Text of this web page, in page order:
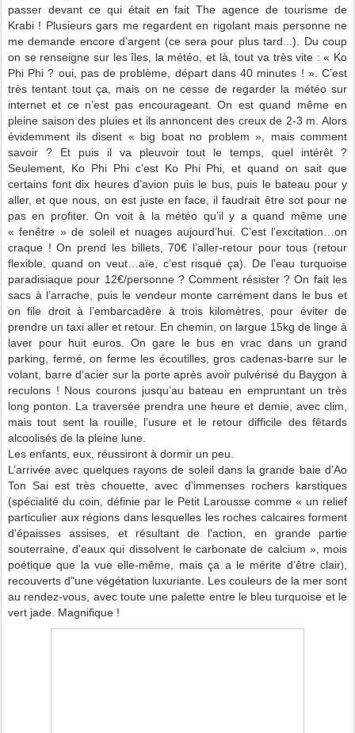
passer devant ce qui était en fait The agence de tourisme de
Krabi ! Plusieurs gars me regardent en rigolant mais personne ne
me demande encore d’argent (ce sera pour plus tard...). Du coup
on se renseigne sur les îles, la météo, et là, tout va très vite : « Ko
Phi Phi ? oui, pas de problème, départ dans 40 minutes ! ». C’est
très tentant tout ça, mais on ne cesse de regarder la météo sur
internet et ce n’est pas encourageant. On est quand même en
pleine saison des pluies et ils annoncent des creux de 2-3 m. Alors
évidemment ils disent « big boat no problem », mais comment
savoir ? Et puis il va pleuvoir tout le temps, quel intérêt ?
Seulement, Ko Phi Phi c’est Ko Phi Phi, et quand on sait que
certains font dix heures d’avion puis le bus, puis le bateau pour y
aller, et que nous, on est juste en face, il faudrait être sot pour ne
pas en profiter. On voit à la météo qu’il y a quand même une
« fenêtre » de soleil et nuages aujourd’hui. C’est l’excitation…on
craque ! On prend les billets, 70€ l’aller-retour pour tous (retour
flexible, quand on veut…aïe, c’est risqué ça). De l’eau turquoise
paradisiaque pour 12€/personne ? Comment résister ? On fait les
sacs à l’arrache, puis le vendeur monte carrément dans le bus et
on file droit à l’embarcadère à trois kilomètres, pour éviter de
prendre un taxi aller et retour. En chemin, on largue 15kg de linge à
laver pour huit euros. On gare le bus en vrac dans un grand
parking, fermé, on ferme les écoutilles, gros cadenas-barre sur le
volant, barre d’acier sur la porte après avoir pulvérisé du Baygon à
reculons ! Nous courons jusqu’au bateau en empruntant un très
long ponton. La traversée prendra une heure et demie, avec clim,
mais tout sent la rouille, l’usure et le retour difficile des fêtards
alcoolisés de la pleine lune.
Les enfants, eux, réussiront à dormir un peu.
L’arrivée avec quelques rayons de soleil dans la grande baie d’Ao
Ton Sai est très chouette, avec d’immenses rochers karstiques
(spécialité du coin, définie par le Petit Larousse comme « un relief
particulier aux régions dans lesquelles les roches calcaires forment
d'épaisses assises, et résultant de l'action, en grande partie
souterraine, d'eaux qui dissolvent le carbonate de calcium », mois
poétique que la vue elle-même, mais ça a le mérite d’être clair)
recouverts d"une végétation luxuriante. Les couleurs de la mer sont
au rendez-vous, avec toute une palette entre le bleu turquoise et le
vert jade. Magnifique !